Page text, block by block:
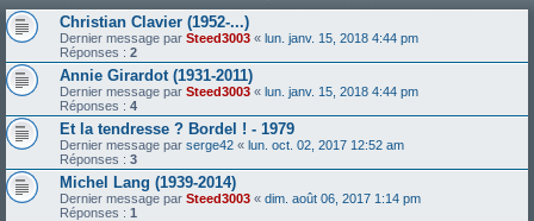
Christian Clavier (1952-...)
Dernier message par Steed3003 « lun. janv. 15, 2018 4:44 pm
Réponses : 2
Annie Girardot (1931-2011)
Dernier message par Steed3003 « lun. janv. 15, 2018 4:44 pm
Réponses : 4
Et la tendresse ? Bordel ! - 1979
Dernier message par serge42 « lun. oct. 02, 2017 12:52 am
Réponses : 3
Michel Lang (1939-2014)
Dernier message par Steed3003 « dim. août 06, 2017 1:14 pm
Réponses : 1